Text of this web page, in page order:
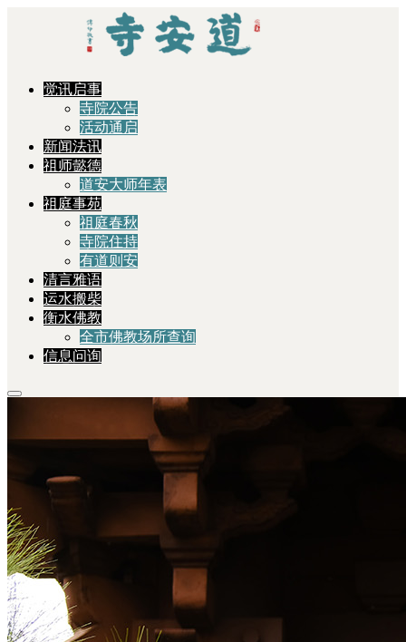
觉讯启事
寺院公告
活动通启
新闻法讯
祖师懿德
道安大师年表
祖庭事苑
祖庭春秋
寺院住持
有道则安
清言雅语
运水搬柴
衡水佛教
全市佛教场所查询
信息问询